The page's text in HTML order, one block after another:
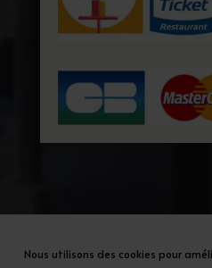
Au levain naturel |
Nous utilisons des cookies pour